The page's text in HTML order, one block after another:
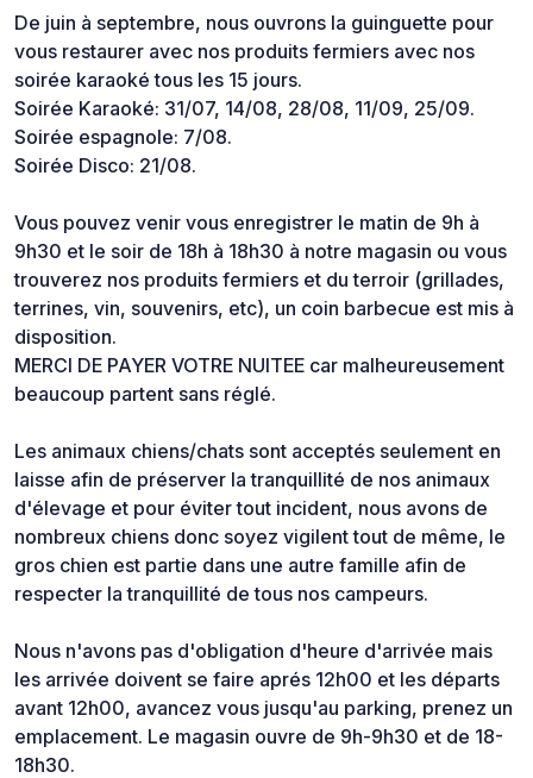
De juin à septembre, nous ouvrons la guinguette pour
vous restaurer avec nos produits fermiers avec nos
soirée karaoké tous les 15 jours.
Soirée Karaoké: 31/07, 14/08, 28/08, 11/09, 25/09.
Soirée espagnole: 7/08.
Soirée Disco: 21/08.
Vous pouvez venir vous enregistrer le matin de 9h à
9h30 et le soir de 18h à 18h30 à notre magasin ou vous
trouverez nos produits fermiers et du terroir (grillades,
terrines, vin, souvenirs, etc), un coin barbecue est mis à
disposition.
MERCI DE PAYER VOTRE NUITEE car malheureusement
beaucoup partent sans réglé.
Les animaux chiens/chats sont acceptés seulement en
laisse afin de préserver la tranquillité de nos animaux
d'élevage et pour éviter tout incident, nous avons de
nombreux chiens donc soyez vigilent tout de même, le
gros chien est partie dans une autre famille afin de
respecter la tranquillité de tous nos campeurs.
Nous n'avons pas d'obligation d'heure d'arrivée mais
les arrivée doivent se faire aprés 12h00 et les départs
avant 12h00, avancez vous jusqu'au parking, prenez un
emplacement. Le magasin ouvre de 9h-9h30 et de 18-
18h30.